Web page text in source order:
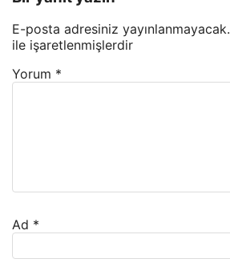
E-posta adresiniz yayınlanmayacak.
ile işaretlenmişlerdir
Yorum *
Ad *